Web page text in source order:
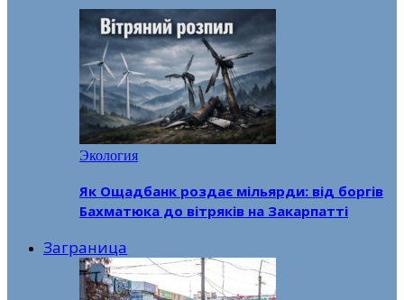
Экология
Як Ощадбанк роздає мільярди: від боргів
Бахматюка до вітряків на Закарпатті
Заграница